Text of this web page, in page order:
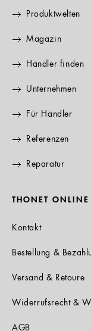
Produktwelten
Magazin
Händler finden
Unternehmen
Für Händler
Referenzen
Reparatur
THONET ONLINE
Kontakt
Bestellung &
Versand & Retoure
Widerrufsrecht &
AGB